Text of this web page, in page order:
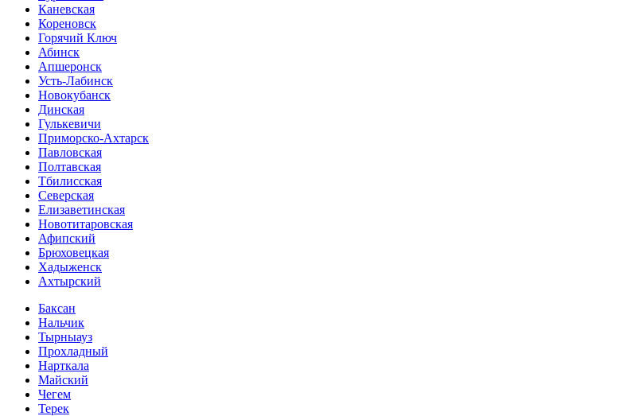
Каневская
Кореновск
Горячий Ключ
Абинск
Апшеронск
Усть-Лабинск
Новокубанск
Динская
Гулькевичи
Приморско-Ахтарск
Павловская
Полтавская
Тбилисская
Северская
Елизаветинская
Новотитаровская
Афипский
Брюховецкая
Хадыженск
Ахтырский
Баксан
Нальчик
Тырныауз
Прохладный
Нарткала
Майский
Чегем
Терек